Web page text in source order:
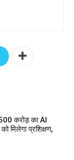
करोड़ का AI
मिलेगा प्रशिक्षण,